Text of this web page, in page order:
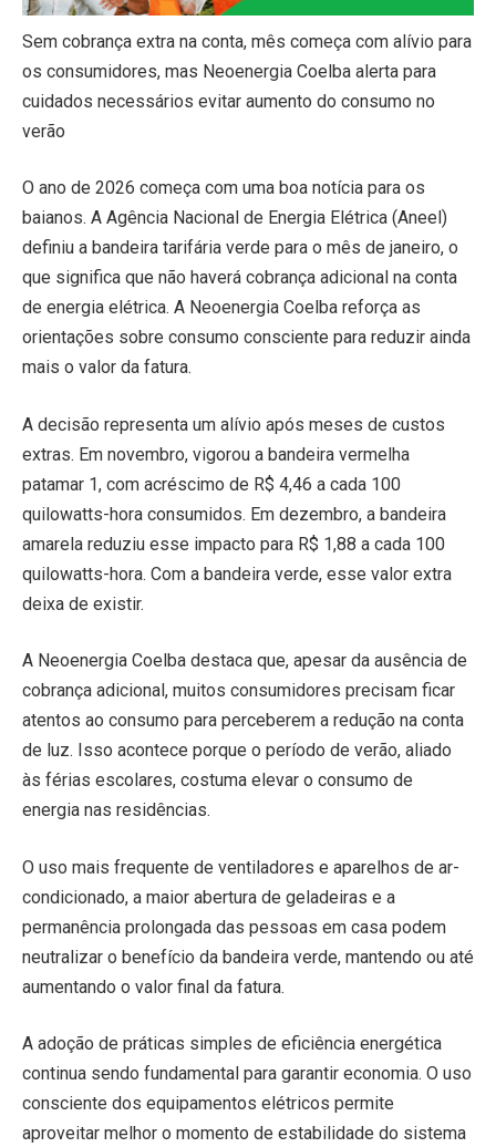
Sem cobrança extra na conta, mês começa com alívio para
os consumidores, mas Neoenergia Coelba alerta para
cuidados necessários evitar aumento do consumo no
verão
O ano de 2026 começa com uma boa notícia para os
baianos. A Agência Nacional de Energia Elétrica (Aneel)
definiu a bandeira tarifária verde para o mês de janeiro, o
que significa que não haverá cobrança adicional na conta
de energia elétrica. A Neoenergia Coelba reforça as
orientações sobre consumo consciente para reduzir ainda
mais o valor da fatura.
A decisão representa um alívio após meses de custos
extras. Em novembro, vigorou a bandeira vermelha
patamar 1, com acréscimo de R$ 4,46 a cada 100
quilowatts-hora consumidos. Em dezembro, a bandeira
amarela reduziu esse impacto para R$ 1,88 a cada 100
quilowatts-hora. Com a bandeira verde, esse valor extra
deixa de existir.
A Neoenergia Coelba destaca que, apesar da ausência de
cobrança adicional, muitos consumidores precisam ficar
atentos ao consumo para perceberem a redução na conta
de luz. Isso acontece porque o período de verão, aliado
às férias escolares, costuma elevar o consumo de
energia nas residências.
O uso mais frequente de ventiladores e aparelhos de ar-
condicionado, a maior abertura de geladeiras e a
permanência prolongada das pessoas em casa podem
neutralizar o benefício da bandeira verde, mantendo ou até
aumentando o valor final da fatura.
A adoção de práticas simples de eficiência energética
continua sendo fundamental para garantir economia. O uso
consciente dos equipamentos elétricos permite
aproveitar melhor o momento de estabilidade do sistema